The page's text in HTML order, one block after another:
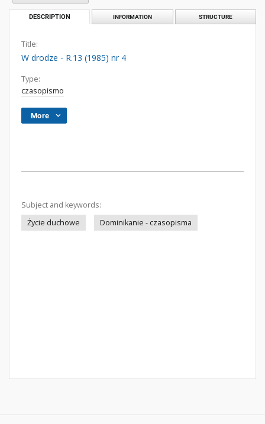
DESCRIPTION INFORMATION STRUCTURE
Title:
W drodze - R.13 (1985) nr 4
Type:
czasopismo
More
Subject and keywords:
Życie duchowe
Dominikanie - czasopisma